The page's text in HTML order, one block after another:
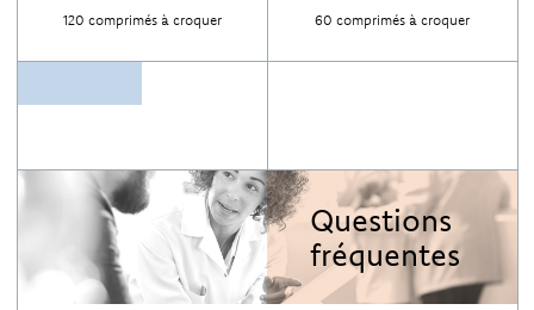
120 comprimés à croquer 60 comprimés à croquer
Questions
fréquentes